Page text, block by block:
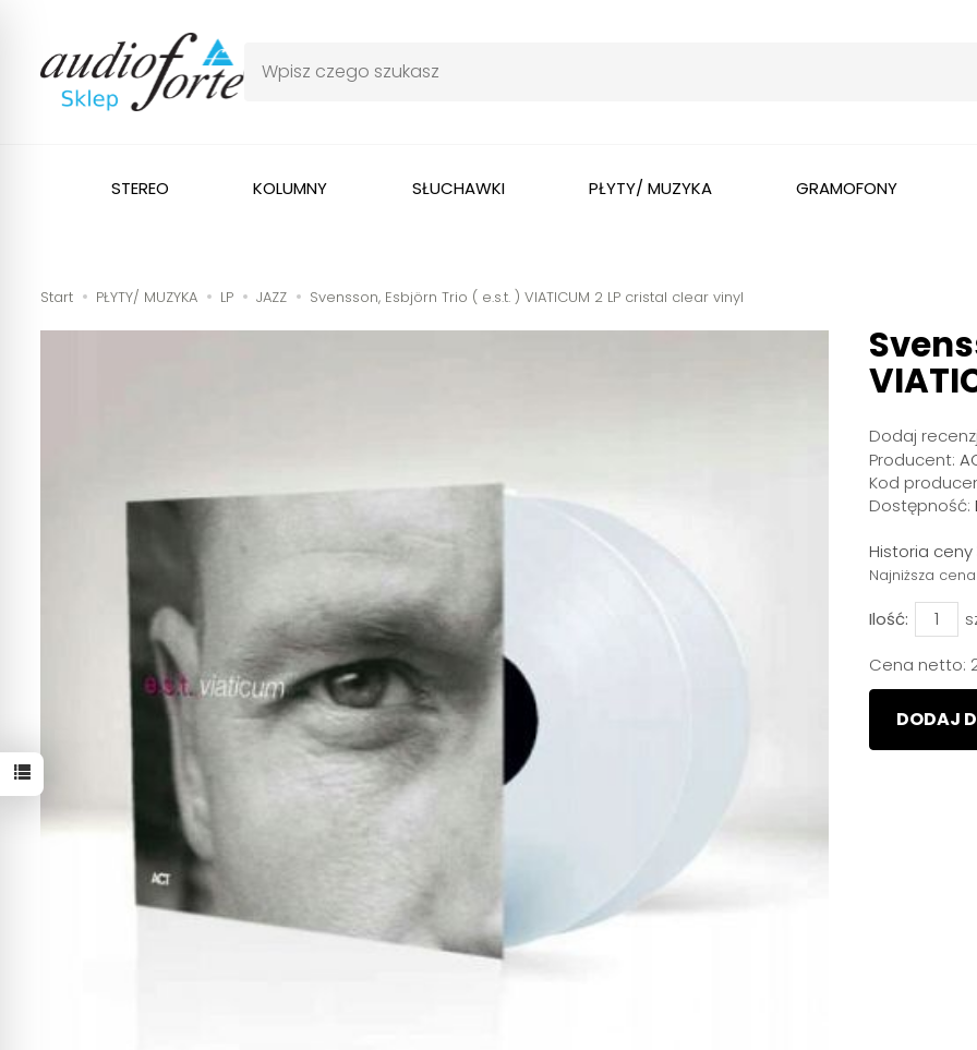
STEREO KOLUMNY SŁUCHAWKI PŁYTY/ MUZYKA GRAMOFONY
Start PŁYTY/ MUZYKA LP JAZZ Svensson, Esbjörn Trio ( e.s.t. ) VIATICUM 2 LP cristal clear vinyl
Dodaj
Producent:
Kod
Dostępność:
Historia ceny
Najniższa
Ilość:
Cena netto:
DODAJ